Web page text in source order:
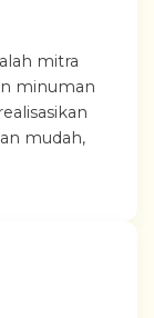
mitra
minuman
mudah,